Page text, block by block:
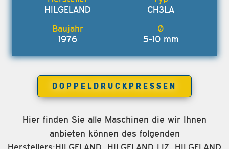
HILGELAND CH3LA
1976 5-10 mm
DOPPELDRUCKPRESSEN
Hier finden Sie alle Maschinen die wir Ihnen
anbieten können des folgenden